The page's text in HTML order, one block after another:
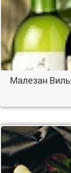
Малезан